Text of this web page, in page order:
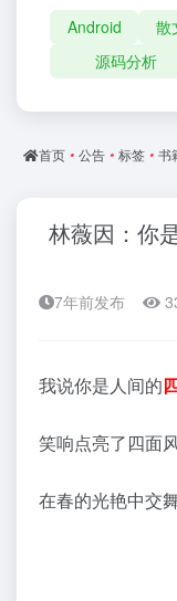
Android 散
源码分析
首页 • 公告 • 标签 • 书
林薇因：你
7年前发布
我说你是人间的
笑响点亮了四面
在春的光艳中交舞